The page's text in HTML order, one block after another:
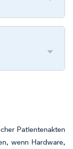
Patientenakten
wenn Hardware,